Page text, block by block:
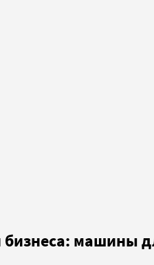
бизнеса: машины